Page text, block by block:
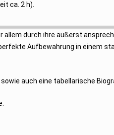
ca. 2 h).
durch ihre äußerst
Aufbewahrung in einem
auch eine tabellarische